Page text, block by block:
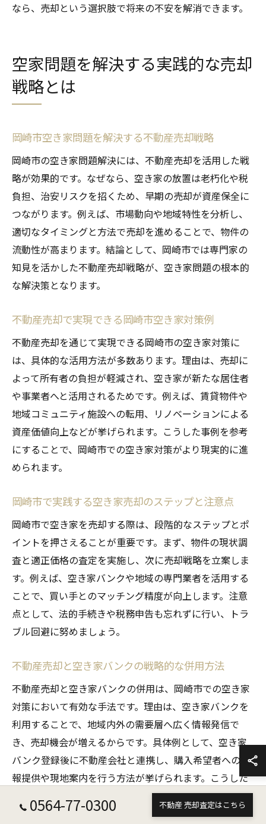
なら、売却という選択肢で将来の不安を解消できます。
空家問題を解決する実践的な売却
戦略とは
岡崎市空き家問題を解決する不動産売却戦略
岡崎市の空き家問題解決には、不動産売却を活用した戦
略が効果的です。なぜなら、空き家の放置は老朽化や税
負担、治安リスクを招くため、早期の売却が資産保全に
つながります。例えば、市場動向や地域特性を分析し、
適切なタイミングと方法で売却を進めることで、物件の
流動性が高まります。結論として、岡崎市では専門家の
知見を活かした不動産売却戦略が、空き家問題の根本的
な解決策となります。
不動産売却で実現できる岡崎市空き家対策例
不動産売却を通じて実現できる岡崎市の空き家対策に
は、具体的な活用方法が多数あります。理由は、売却に
よって所有者の負担が軽減され、空き家が新たな居住者
や事業者へと活用されるためです。例えば、賃貸物件や
地域コミュニティ施設への転用、リノベーションによる
資産価値向上などが挙げられます。こうした事例を参考
にすることで、岡崎市での空き家対策がより現実的に進
められます。
岡崎市で実践する空き家売却のステップと注意点
岡崎市で空き家を売却する際は、段階的なステップとポ
イントを押さえることが重要です。まず、物件の現状調
査と適正価格の査定を実施し、次に売却戦略を立案しま
す。例えば、空き家バンクや地域の専門業者を活用する
ことで、買い手とのマッチング精度が向上します。注意
点として、法的手続きや税務申告も忘れずに行い、トラ
ブル回避に努めましょう。
不動産売却と空き家バンクの戦略的な併用方法
不動産売却と空き家バンクの併用は、岡崎市での空き家
対策において有効な手法です。理由は、空き家バンクを
利用することで、地域内外の需要層へ広く情報発信で
き、売却機会が増えるからです。具体例として、空き家
バンク登録後に不動産会社と連携し、購入希望者への情
報提供や現地案内を行う方法が挙げられます。こうした
併用策で、売却成功の可能性が高まります。
0564-77-0300 不動産 売却査定はこちら